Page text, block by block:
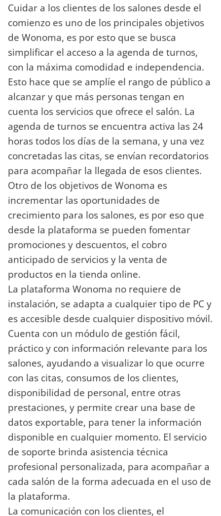
Cuidar a los clientes de los salones desde el
comienzo es uno de los principales objetivos
de Wonoma, es por esto que se busca
simplificar el acceso a la agenda de turnos,
con la máxima comodidad e independencia.
Esto hace que se amplíe el rango de público a
alcanzar y que más personas tengan en
cuenta los servicios que ofrece el salón. La
agenda de turnos se encuentra activa las 24
horas todos los días de la semana, y una vez
concretadas las citas, se envían recordatorios
para acompañar la llegada de esos clientes.
Otro de los objetivos de Wonoma es
incrementar las oportunidades de
crecimiento para los salones, es por eso que
desde la plataforma se pueden fomentar
promociones y descuentos, el cobro
anticipado de servicios y la venta de
productos en la tienda online.
La plataforma Wonoma no requiere de
instalación, se adapta a cualquier tipo de PC y
es accesible desde cualquier dispositivo móvil.
Cuenta con un módulo de gestión fácil,
práctico y con información relevante para los
salones, ayudando a visualizar lo que ocurre
con las citas, consumos de los clientes,
disponibilidad de personal, entre otras
prestaciones, y permite crear una base de
datos exportable, para tener la información
disponible en cualquier momento. El servicio
de soporte brinda asistencia técnica
profesional personalizada, para acompañar a
cada salón de la forma adecuada en el uso de
la plataforma.
La comunicación con los clientes, el